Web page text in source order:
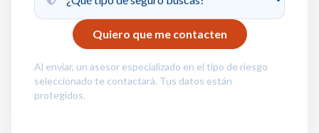
Al enviar, un asesor especializado en el tipo de riesgo
seleccionado te contactará. Tus datos están
protegidos.